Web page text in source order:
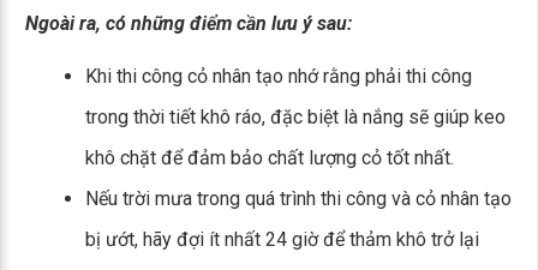
Ngoài ra, có những điểm cần lưu ý sau:
Khi thi công cỏ nhân tạo nhớ rằng phải thi công
trong thời tiết khô ráo, đặc biệt là nắng sẽ giúp keo
khô chặt để đảm bảo chất lượng cỏ tốt nhất.
Nếu trời mưa trong quá trình thi công và cỏ nhân tạo
bị ướt, hãy đợi ít nhất 24 giờ để thảm khô trở lại